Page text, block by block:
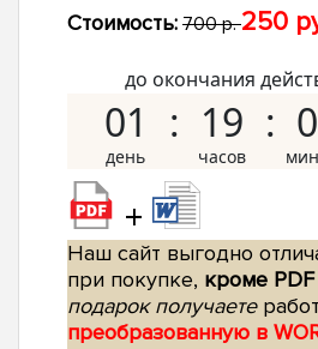
Стоимость: 700 р.250
до окончания
01 19
+
Наш сайт выгодно
при покупке, кроме
подарок получаете
преобразованную в